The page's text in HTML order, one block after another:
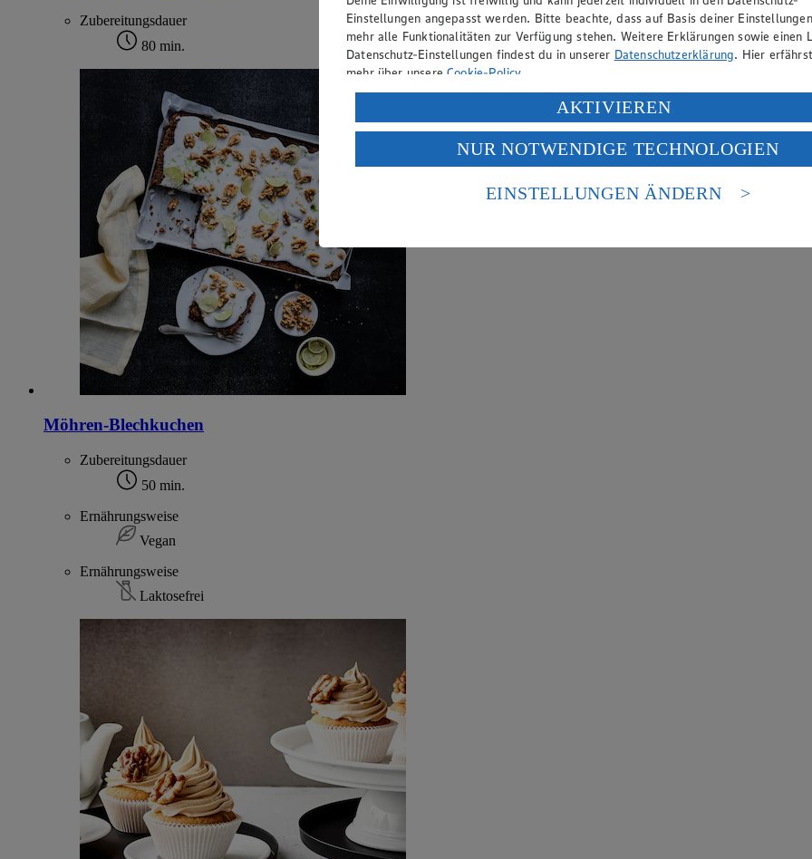
Zubereitungsdauer
80 min.
Möhren-Blechkuchen
Zubereitungsdauer
50 min.
Ernährungsweise
Vegan
Ernährungsweise
Laktosefrei
Einstellungen angepasst werden. Bitte beachte, dass auf Basis deiner
mehr alle Funktionalitäten zur Verfügung stehen. Weitere Erklärungen sowie einen
Datenschutz-Einstellungen findest du in unserer Datenschutzerklärung. Hier
mehr über unsereCookie-Policy.
Verarbeitung deiner personenbezogenen Daten in den USA durch Facebook und
Wenn du auf „Aktivieren“ klickst, willigst du im Sinne des Art. 49 Abs. 1 Satz 1 lit.
ein, dass deine Daten in den USA verarbeitet werden. Der EuGH sieht die USA als
einem nach europäischen Standards nicht angemessenen Datenschutzniveau an. Es
Risiko eines Zugriffs durch US-amerikanische Behörden.
AKTIVIEREN
NUR NOTWENDIGE TECHNOLOGIEN
EINSTELLUNGEN ÄNDERN